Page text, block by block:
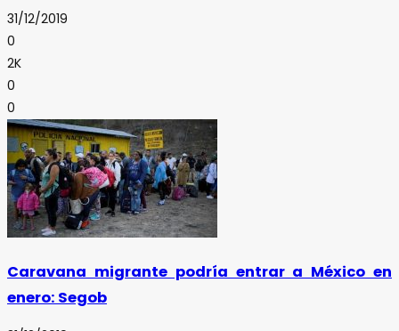
31/12/2019
0
2K
0
0
Caravana migrante podría entrar a México en
enero: Segob